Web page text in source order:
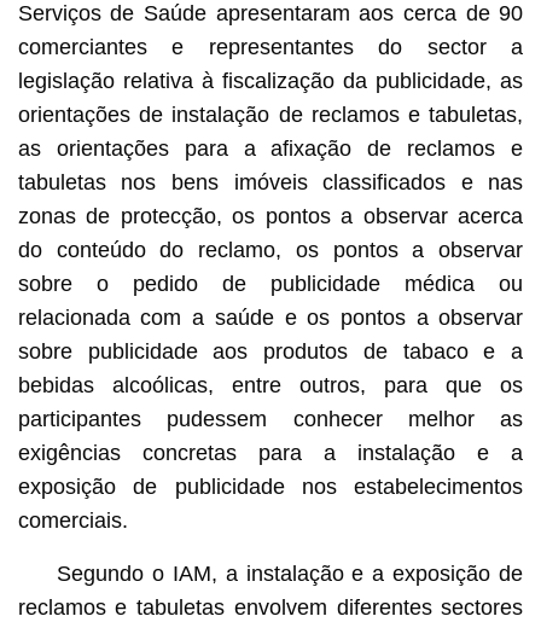
Serviços de Saúde apresentaram aos cerca de 90
comerciantes e representantes do sector a
legislação relativa à fiscalização da publicidade, as
orientações de instalação de reclamos e tabuletas,
as orientações para a afixação de reclamos e
tabuletas nos bens imóveis classificados e nas
zonas de protecção, os pontos a observar acerca
do conteúdo do reclamo, os pontos a observar
sobre o pedido de publicidade médica ou
relacionada com a saúde e os pontos a observar
sobre publicidade aos produtos de tabaco e a
bebidas alcoólicas, entre outros, para que os
participantes pudessem conhecer melhor as
exigências concretas para a instalação e a
exposição de publicidade nos estabelecimentos
comerciais.
Segundo o IAM, a instalação e a exposição de
reclamos e tabuletas envolvem diferentes sectores